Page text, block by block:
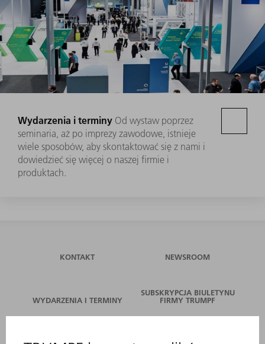
Wydarzenia i terminy Od wystaw poprzez
seminaria, aż po imprezy zawodowe, istnieje
wiele sposobów, aby skontaktować się z nami i
dowiedzieć się więcej o naszej firmie i
produktach.
KONTAKT NEWSROOM
WYDARZENIA I TERMINY
SUBSKRYPCJA BIULETYNU
FIRMY TRUMPF